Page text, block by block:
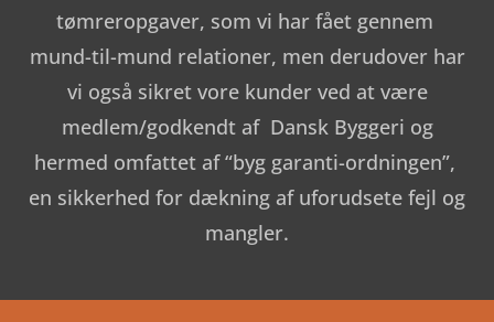
tømreropgaver, som vi har fået gennem
mund-til-mund relationer, men derudover har
vi også sikret vore kunder ved at være
medlem/godkendt af Dansk Byggeri og
hermed omfattet af “byg garanti-ordningen”,
en sikkerhed for dækning af uforudsete fejl og
mangler.